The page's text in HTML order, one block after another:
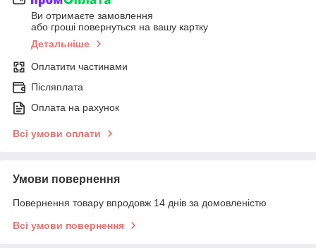
Ви отримаєте замовлення
або гроші повернуться на вашу картку
Детальніше
Оплатити частинами
Післяплата
Оплата на рахунок
Всі умови оплати
Умови повернення
Повернення товару впродовж 14 днів за домовленістю
Всі умови повернення